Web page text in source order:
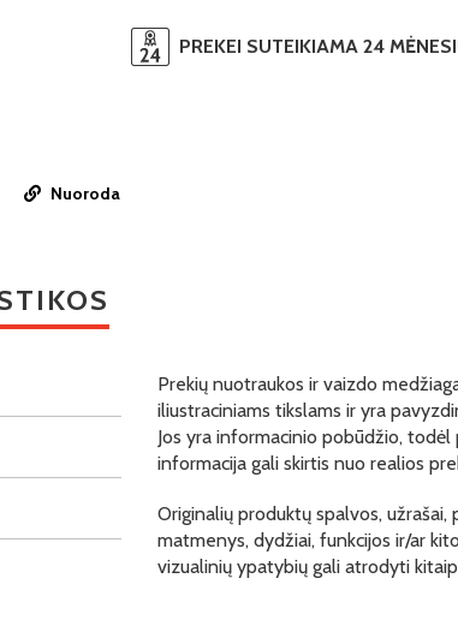
PREKEI SUTEIKIAMA 24
Nuoroda
Prekių nuotraukos ir vaizdo
iliustraciniams tikslams ir yra
Jos yra informacinio pobūdžio, todėl
informacija gali skirtis nuo realios
Originalių produktų spalvos, užrašai,
matmenys, dydžiai, funkcijos ir/ar
vizualinių ypatybių gali atrodyti